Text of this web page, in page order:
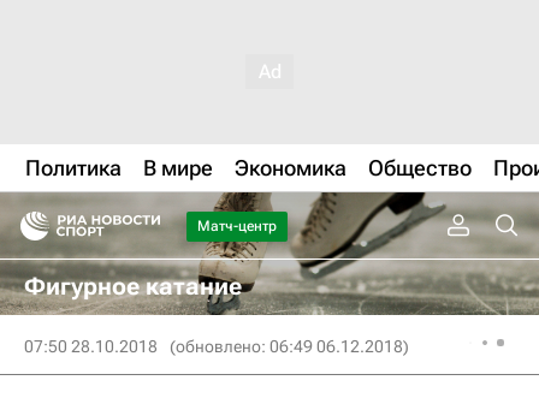
Политика В мире Экономика Общество
Матч-центр
Фигурное катание
07:50 28.10.2018 (обновлено: 06:49 06.12.2018)